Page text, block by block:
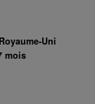
Uni
mois